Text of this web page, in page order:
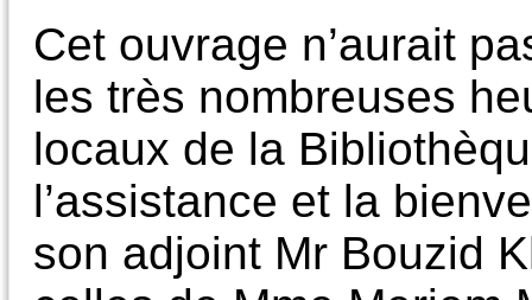
Cet ouvrage n’aurait
les très nombreuses
locaux de la
l’assistance et la
son adjoint Mr Bouzid